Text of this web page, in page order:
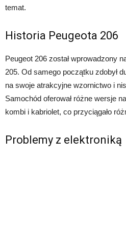
temat.
Historia Peugeota 206
Peugeot 206 został wprowadzony
205. Od samego początku zdobył
na swoje atrakcyjne wzornictwo i
Samochód oferował różne wersje
kombi i kabriolet, co przyciągało
Problemy z elektroniką